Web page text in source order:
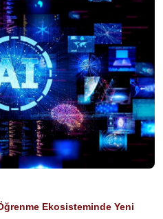
Ekosisteminde Yeni